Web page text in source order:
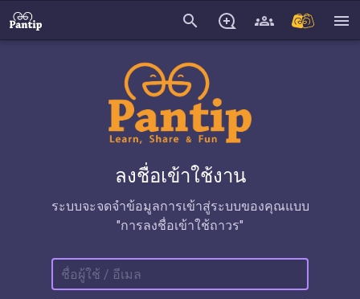
search menu
ลงชื่อเข้าใช้งาน
ระบบจะจดจำข้อมูลการเข้าสู่ระบบของคุณแบบ
"การลงชื่อเข้าใช้ถาวร"